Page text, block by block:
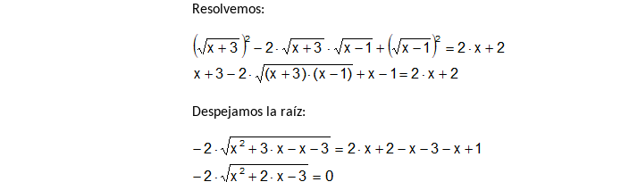
Resolvemos:
Despejamos la raíz: